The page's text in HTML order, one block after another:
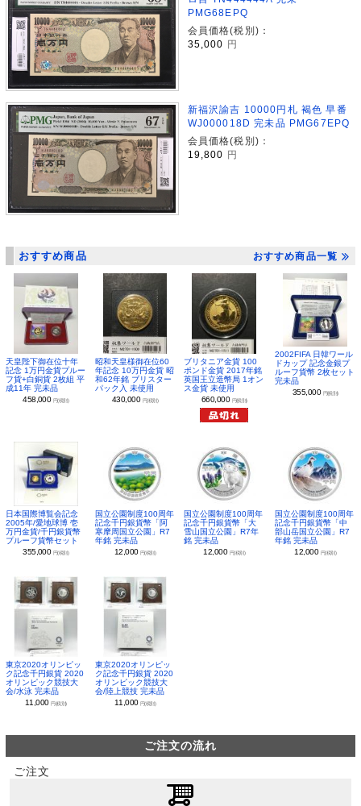
PMG68EPQ
会員価格(税別)：
35,000 円
新福沢諭吉 10000円札 褐色 早番
WJ000018D 完未品 PMG67EPQ
会員価格(税別)：
19,800 円
おすすめ商品 おすすめ商品一覧
天皇陛下御在位十年
記念 1万円金貨プルー
フ貨+白銅貨 2枚組 平
成11年 完未品
458,000 円(税別)
昭和天皇様御在位60
年記念 10万円金貨 昭
和62年銘 ブリスター
パック入 未使用
430,000 円(税別)
ブリタニア金貨 100
ポンド金貨 2017年銘
英国王立造幣局 1オン
ス金貨 未使用
660,000 円(税別)
2002FIFA 日韓ワール
ドカップ 記念金銀プ
ルーフ貨幣 2枚セット
完未品
355,000 円(税別)
日本国際博覧会記念
2005年/愛地球博 壱
万円金貨/千円銀貨幣
プルーフ貨幣セット
355,000 円(税別)
国立公園制度100周年
記念千円銀貨幣「阿
寒摩周国立公園」R7
年銘 完未品
12,000 円(税別)
国立公園制度100周年
記念千円銀貨幣「大
雪山国立公園」R7年
銘 完未品
12,000 円(税別)
国立公園制度100周年
記念千円銀貨幣「中
部山岳国立公園」R7
年銘 完未品
12,000 円(税別)
東京2020オリンピッ
ク記念千円銀貨 2020
オリンピック競技大
会/水泳 完未品
11,000円(税別)
東京2020オリンピッ
ク記念千円銀貨 2020
オリンピック競技大
会/陸上競技 完未品
11,000 円(税別)
ご注文の流れ
ご注文